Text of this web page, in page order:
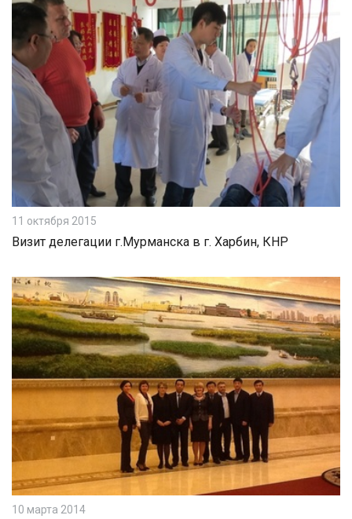
11 октября 2015
Визит делегации г.Мурманска в г. Харбин, КНР
10 марта 2014